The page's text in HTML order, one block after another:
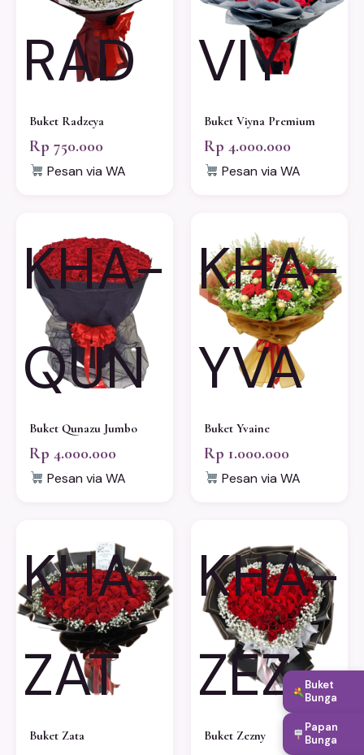
RAD
Buket Radzeya
Rp 750.000
Pesan via WA
VIY
Buket Viyna Premium
Rp 4.000.000
Pesan via WA
KHA-
QUN
Buket Qunazu Jumbo
Rp 4.000.000
Pesan via WA
KHA-
YVA
Buket Yvaine
Rp 1.000.000
Pesan via WA
KHA-
ZAT
Buket Zata
KHA-
ZEZ
Buket Zezny
Buket
Bunga
Papan
Bunga